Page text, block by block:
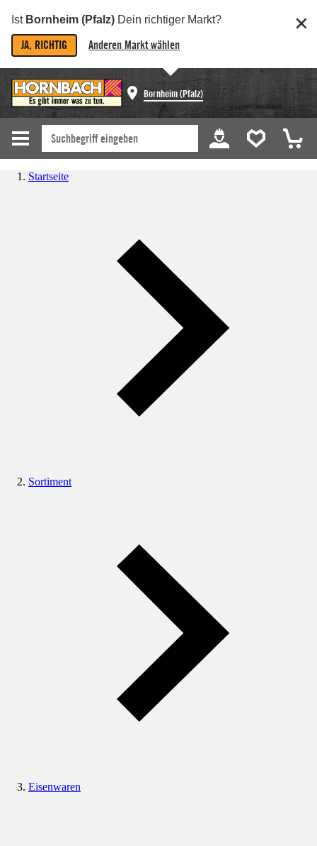
Ist Bornheim (Pfalz) Dein richtiger Markt?
JA, RICHTIG Anderen Markt wählen
Bornheim (Pfalz)
Startseite
Sortiment
Eisenwaren